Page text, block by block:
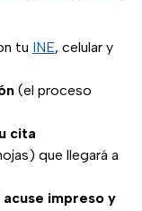
tu INE, celular y
(el proceso
cita
que llegará a
impreso y